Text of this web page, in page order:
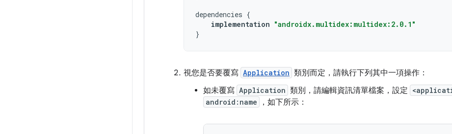
dependencies {
implementation "androidx.multidex:multidex:2.0.1"
}
視您是否要覆寫 Application 類別而定，請執行下列其中一項操作：
如未覆寫 Application 類別，請編輯資訊清單檔案，設定
android:name ，如下所示：